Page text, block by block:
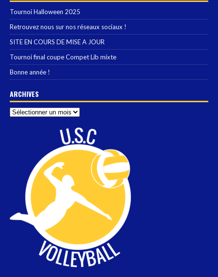
Tournoi Halloween 2025
Retrouvez nous sur nos réseaux sociaux !
SITE EN COURS DE MISE A JOUR
Tournoi final coupe Compet Lib mixte
Bonne année !
ARCHIVES